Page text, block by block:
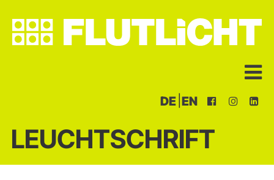
DE EN
LEUCHTSCHRIFT